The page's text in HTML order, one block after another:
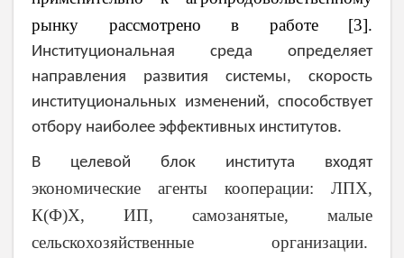
рынку рассмотрено в работе [3].
Институциональная среда определяет
направления развития системы, скорость
институциональных изменений, способствует
отбору наиболее эффективных институтов.
В целевой блок института входят
экономические агенты кооперации: ЛПХ,
К(Ф)Х, ИП, самозанятые, малые
сельскохозяйственные организации.